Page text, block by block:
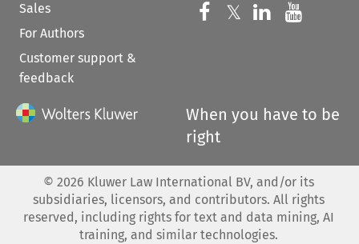
Sales
For Authors
Customer support &
feedback
Follow us on
𝕏 Follow us on
Follow us
When you have to be
right
© 2026 Kluwer Law International BV, and/or its
subsidiaries, licensors, and contributors. All rights
reserved, including rights for text and data mining, AI
training, and similar technologies.